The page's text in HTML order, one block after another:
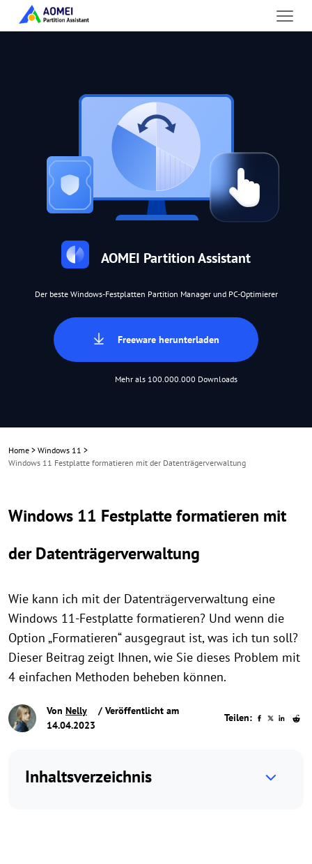
AOMEI Partition Assistant
Der beste Windows-Festplatten Partition Manager und PC-Optimierer
Freeware herunterladen
Mehr als 100.000.000 Downloads
Home > Windows 11 >
Windows 11 Festplatte formatieren mit der Datenträgerverwaltung
Windows 11 Festplatte formatieren mit
der Datenträgerverwaltung
Wie kann ich mit der Datenträgerverwaltung eine
Windows 11-Festplatte formatieren? Und wenn die
Option „Formatieren“ ausgegraut ist, was ich tun soll?
Dieser Beitrag zeigt Ihnen, wie Sie dieses Problem mit
4 einfachen Methoden beheben können.
Von Nelly
/ Veröffentlicht am
14.04.2023
Teilen:
Inhaltsverzeichnis